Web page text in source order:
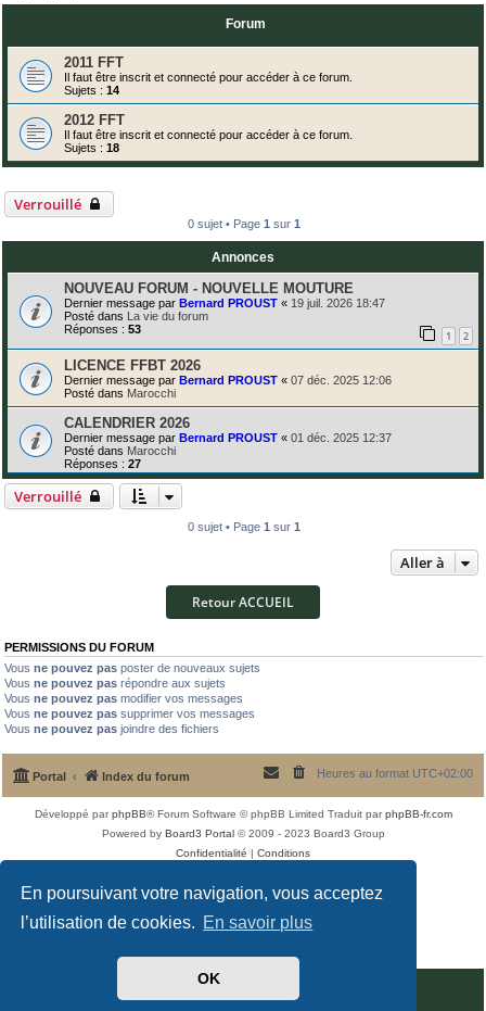
En poursuivant votre navigation, vous acceptez
l’utilisation de cookies. En savoir plus
OK
Forum
2011 FFT
Il faut être inscrit et connecté pour accéder à ce forum.
Sujets : 14
2012 FFT
Il faut être inscrit et connecté pour accéder à ce forum.
Sujets : 18
Verrouillé
0 sujet • Page 1 sur 1
Annonces
NOUVEAU FORUM - NOUVELLE MOUTURE
Dernier message par Bernard PROUST « 19 juil. 2026 18:47
Posté dans La vie du forum
Réponses : 53 1 2
LICENCE FFBT 2026
Dernier message par Bernard PROUST « 07 déc. 2025 12:06
Posté dans Marocchi
CALENDRIER 2026
Dernier message par Bernard PROUST « 01 déc. 2025 12:37
Posté dans Marocchi
Réponses : 27
Verrouillé
0 sujet • Page 1 sur 1
Aller à
Retour ACCUEIL
PERMISSIONS DU FORUM
Vous ne pouvez pas poster de nouveaux sujets
Vous ne pouvez pas répondre aux sujets
Vous ne pouvez pas modifier vos messages
Vous ne pouvez pas supprimer vos messages
Vous ne pouvez pas joindre des fichiers
Portal Index du forum Heures au format UTC+02:00
Développé parphpBB® Forum Software © phpBB Limited Traduit parphpBB-fr.com
Powered by Board3 Portal© 2009 - 2023 Board3 Group
Confidentialité | Conditions